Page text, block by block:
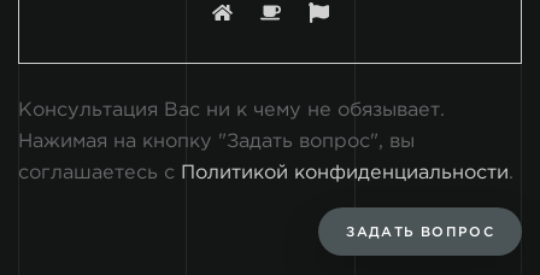
Консультация Вас ни к чему не обязывает.
Нажимая на кнопку "Задать вопрос", вы
соглашаетесь с
Политикой конфиденциальности.
ЗАДАТЬ ВОПРОС